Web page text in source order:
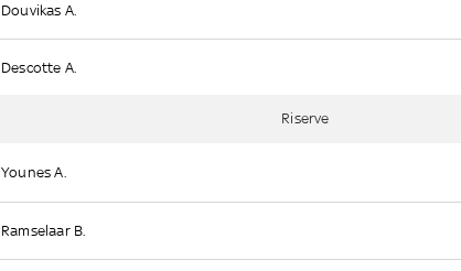
Douvikas A.
Descotte A.
Riserve
Younes A.
Ramselaar B.